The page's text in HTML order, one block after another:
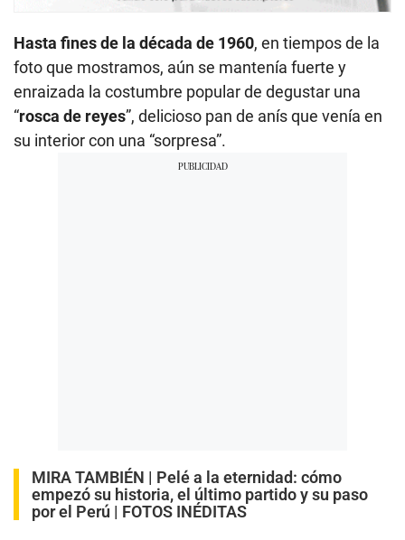
Hasta fines de la década de 1960, en tiempos de la
foto que mostramos, aún se mantenía fuerte y
enraizada la costumbre popular de degustar una
“rosca de reyes”, delicioso pan de anís que venía en
su interior con una “sorpresa”.
MIRA TAMBIÉN | Pelé a la eternidad: cómo
empezó su historia, el último partido y su paso
por el Perú | FOTOS INÉDITAS